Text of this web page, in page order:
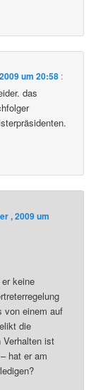
um 20:58 :
das
, 2009 um
keine
von einem auf
die
ist
hat er am